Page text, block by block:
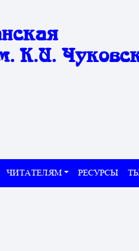
К.И.
ЧИТАТЕЛЯМ РЕСУРСЫ